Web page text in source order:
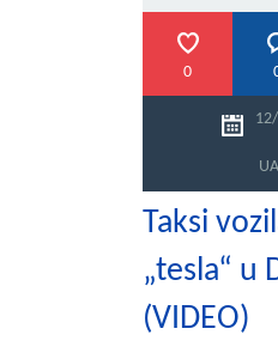
0
Taksi
„tesla“ u
(VIDEO)